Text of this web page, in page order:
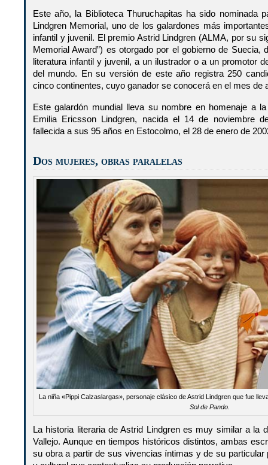
Este año, la Biblioteca Thuruchapitas ha sido nominada
Lindgren Memorial, uno de los galardones más
infantil y juvenil. El premio Astrid Lindgren (ALMA, por su
Memorial Award”) es otorgado por el gobierno de Suecia,
literatura infantil y juvenil, a un ilustrador o a un promotor
del mundo. En su versión de este año registra 250
cinco continentes, cuyo ganador se conocerá en el mes de
Este galardón mundial lleva su nombre en homenaje a
Emilia Ericsson Lindgren, nacida el 14 de noviembre
fallecida a sus 95 años en Estocolmo, el 28 de enero de
Dos mujeres, obras paralelas
La niña «Pippi Calzaslargas», personaje clásico de Astrid Lindgren que fue
Sol de Pando.
La historia literaria de Astrid Lindgren es muy similar a la
Vallejo. Aunque en tiempos históricos distintos, ambas
su obra a partir de sus vivencias íntimas y de su particular